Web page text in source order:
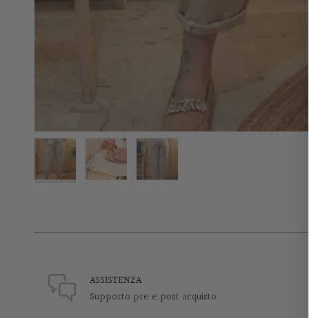
ASSISTENZA
Supporto pre e post acquisto